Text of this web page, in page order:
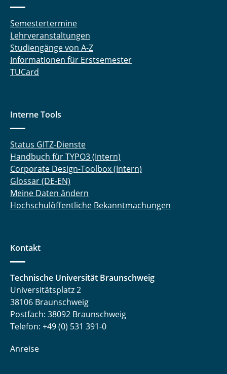
Semestertermine
Lehrveranstaltungen
Studiengänge von A-Z
Informationen für Erstsemester
TUCard
Interne Tools
Status GITZ-Dienste
Handbuch für TYPO3 (Intern)
Corporate Design-Toolbox (Intern)
Glossar (DE-EN)
Meine Daten ändern
Hochschulöffentliche Bekanntmachungen
Kontakt
Technische Universität Braunschweig
Universitätsplatz 2
38106 Braunschweig
Postfach: 38092 Braunschweig
Telefon: +49 (0) 531 391-0
Anreise